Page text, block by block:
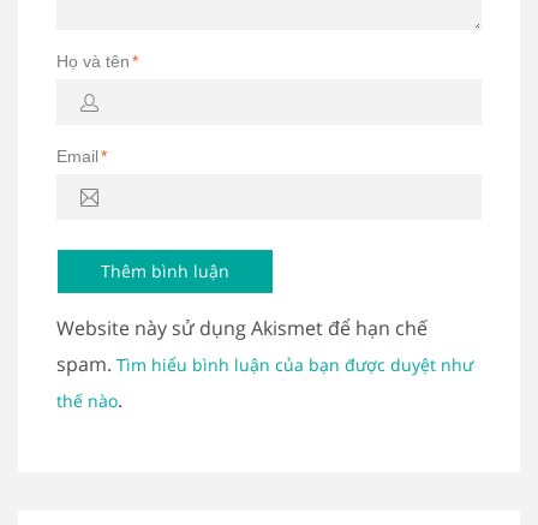
Họ và tên*
Email*
Website này sử dụng Akismet để hạn chế
spam. Tìm hiểu bình luận của bạn được duyệt như
thế nào.